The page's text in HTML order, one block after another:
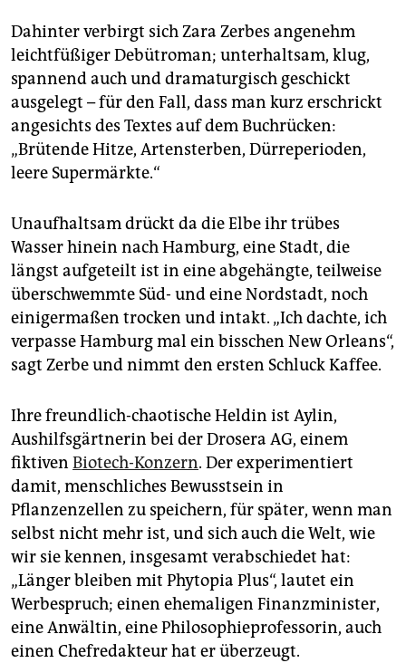
Dahinter verbirgt sich Zara Zerbes angenehm
leichtfüßiger Debütroman; unterhaltsam, klug,
spannend auch und dramaturgisch geschickt
ausgelegt – für den Fall, dass man kurz erschrickt
angesichts des Textes auf dem Buchrücken:
„Brütende Hitze, Artensterben, Dürreperioden,
leere Supermärkte.“
Unaufhaltsam drückt da die Elbe ihr trübes
Wasser hinein nach Hamburg, eine Stadt, die
längst aufgeteilt ist in eine abgehängte, teilweise
überschwemmte Süd- und eine Nordstadt, noch
einigermaßen trocken und intakt. „Ich dachte, ich
verpasse Hamburg mal ein bisschen New Orleans“,
sagt Zerbe und nimmt den ersten Schluck Kaffee.
Ihre freundlich-chaotische Heldin ist Aylin,
Aushilfsgärtnerin bei der Drosera AG, einem
fiktiven Biotech-Konzern. Der experimentiert
damit, menschliches Bewusstsein in
Pflanzenzellen zu speichern, für später, wenn man
selbst nicht mehr ist, und sich auch die Welt, wie
wir sie kennen, insgesamt verabschiedet hat:
„Länger bleiben mit Phytopia Plus“, lautet ein
Werbespruch; einen ehemaligen ­Finanzminister,
eine Anwältin, eine ­Philosophieprofessorin, auch
einen Chefredakteur hat er überzeugt.